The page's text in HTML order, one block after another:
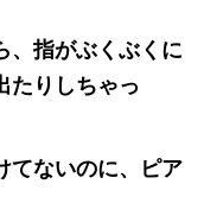
、指がぶくぶくに
たりしちゃっ
てないのに、ピア